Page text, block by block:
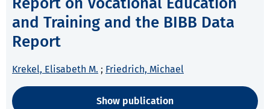
and Training and the BIBB Data
Report
Krekel, Elisabeth M. ; Friedrich, Michael
Show publication